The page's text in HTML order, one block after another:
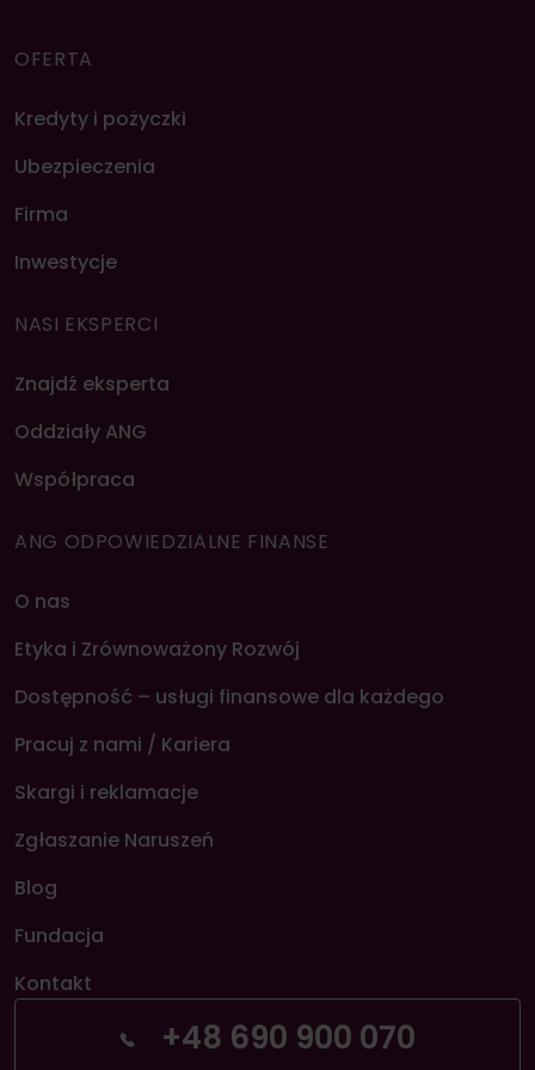
OFERTA
Kredyty i pożyczki
Ubezpieczenia
Firma
Inwestycje
NASI EKSPERCI
Znajdź eksperta
Oddziały ANG
Współpraca
ANG ODPOWIEDZIALNE FINANSE
O nas
Etyka i Zrównoważony Rozwój
Dostępność – usługi finansowe dla każdego
Pracuj z nami / Kariera
Skargi i reklamacje
Zgłaszanie Naruszeń
Blog
Fundacja
Kontakt
+48 690 900 070